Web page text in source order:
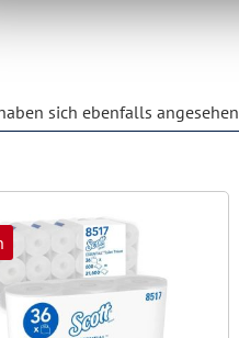
sich ebenfalls angesehen